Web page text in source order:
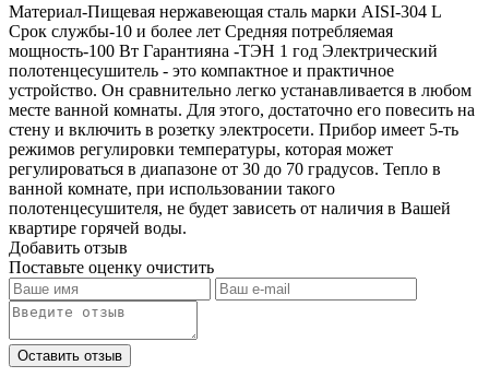
Материал-Пищевая нержавеющая сталь марки AISI-304 L
Срок службы-10 и более лет Средняя потребляемая
мощность-100 Вт Гарантияна -ТЭН 1 год Электрический
полотенцесушитель - это компактное и практичное
устройство. Он сравнительно легко устанавливается в любом
месте ванной комнаты. Для этого, достаточно его повесить на
стену и включить в розетку электросети. Прибор имеет 5-ть
режимов регулировки температуры, которая может
регулироваться в диапазоне от 30 до 70 градусов. Тепло в
ванной комнате, при использовании такого
полотенцесушителя, не будет зависеть от наличия в Вашей
квартире горячей воды.
Добавить отзыв
Поставьте оценку очистить